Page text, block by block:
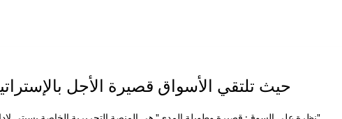
حيث تلتقي الأسواق قصيرة الأجل